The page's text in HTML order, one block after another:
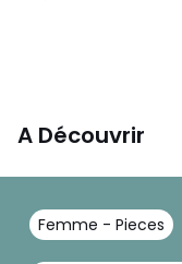
A Découvrir
Femme - Pieces